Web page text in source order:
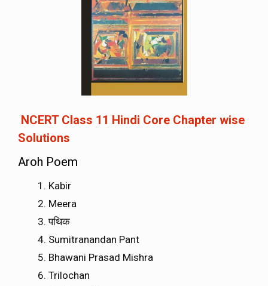
NCERT Class 11 Hindi Core Chapter wise
Solutions
Aroh Poem
Kabir
Meera
पथिक
Sumitranandan Pant
Bhawani Prasad Mishra
Trilochan